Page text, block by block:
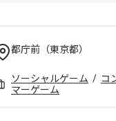
都庁前（東京都）
ソーシャルゲーム / コ
マーゲーム